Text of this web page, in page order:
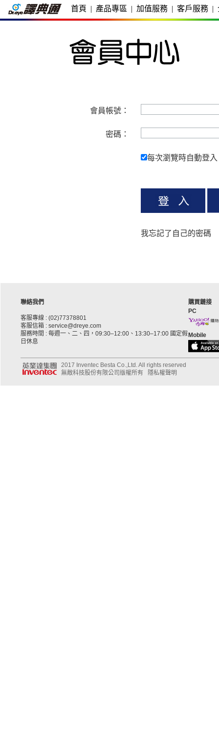
首頁 | 產品專區 | 加值服務 | 客戶服務 |
會員帳號：
密碼：
每次瀏覽時自動登入
我忘記了自己的密碼
聯絡我們
客服專線 : (02)77378801
客服信箱 : service@dreye.com
服務時間 : 每週一、二、四，09:30–12:00、13:30–17:00 國定假
日休息
購買鏈接
PC
Mobile
2017 Inventec Besta Co.,Ltd. All rights reserved
無敵科技股份有限公司版權所有
隱私權聲明